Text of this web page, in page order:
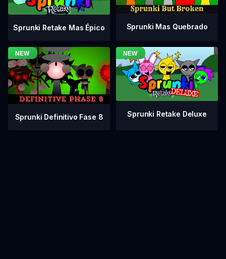
Sprunki Retake Mas Épico Sprunki Mas Quebrado
Sprunki Definitivo Fase 8 Sprunki Retake Deluxe